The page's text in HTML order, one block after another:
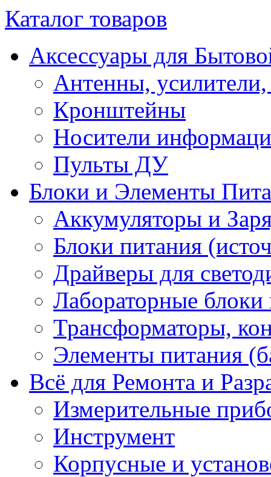
Каталог товаров
Аксессуары для
Антенны, усилители,
Кронштейны
Носители
Пульты ДУ
Блоки и Элементы
Аккумуляторы и
Блоки питания
Драйверы для
Лабораторные блоки
Трансформаторы,
Элементы питания
Всё для Ремонта и
Измерительные
Инструмент
Корпусные и